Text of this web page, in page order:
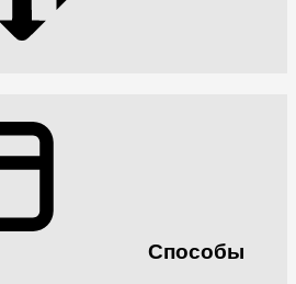
Способы